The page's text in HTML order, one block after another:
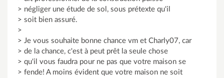
> négliger une étude de sol, sous prétexte qu'il
> soit bien assuré.
>
> Je vous souhaite bonne chance vm et Charly07, car
> de la chance, c'est à peut prêt la seule chose
> qu'il vous faudra pour ne pas que votre maison se
> fende! A moins évident que votre maison ne soit